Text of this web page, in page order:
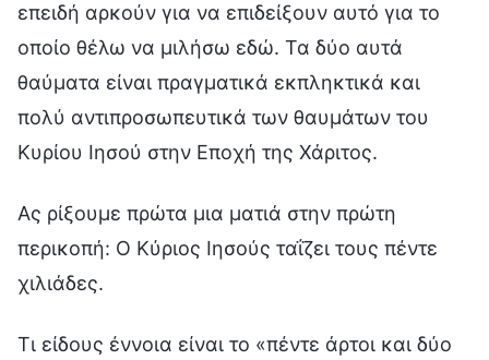
επειδή αρκούν για να επιδείξουν αυτό για το
οποίο θέλω να μιλήσω εδώ. Τα δύο αυτά
θαύματα είναι πραγματικά εκπληκτικά και
πολύ αντιπροσωπευτικά των θαυμάτων του
Κυρίου Ιησού στην Εποχή της Χάριτος.
Ας ρίξουμε πρώτα μια ματιά στην πρώτη
περικοπή: Ο Κύριος Ιησούς ταΐζει τους πέντε
χιλιάδες.
Τι είδους έννοια είναι το «πέντε άρτοι και δύο